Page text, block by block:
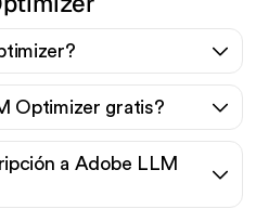
Optimizer gratis?
a Adobe LLM